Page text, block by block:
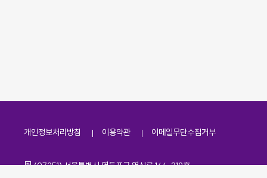
개인정보처리방침 이용약관 이메일무단수집거부
주소
(07251) 서울특별시 영등포구 영신로 166, 319호